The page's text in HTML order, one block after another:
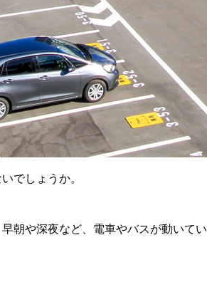
でしょうか。
朝や深夜など、電車やバスが動いて